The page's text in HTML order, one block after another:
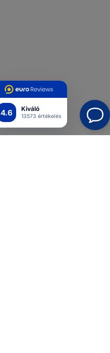
4.6 Kiváló
13573 értékelés